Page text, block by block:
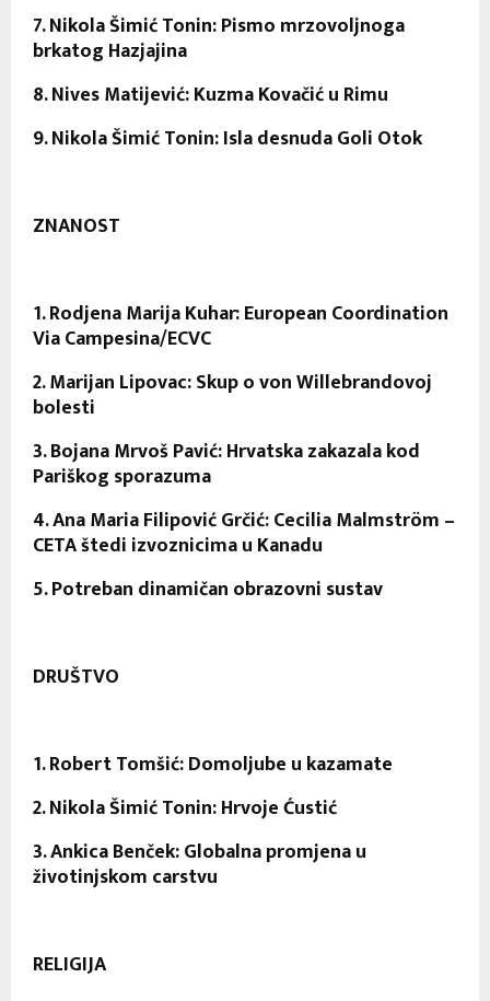
7. Nikola Šimić Tonin: Pismo mrzovoljnoga
brkatog Hazjajina
8. Nives Matijević: Kuzma Kovačić u Rimu
9. Nikola Šimić Tonin: Isla desnuda Goli Otok
ZNANOST
1. Rodjena Marija Kuhar: European Coordination
Via Campesina/ECVC
2. Marijan Lipovac: Skup o von Willebrandovoj
bolesti
3. Bojana Mrvoš Pavić: Hrvatska zakazala kod
Pariškog sporazuma
4. Ana Maria Filipović Grčić: Cecilia Malmström –
CETA štedi izvoznicima u Kanadu
5. Potreban dinamičan obrazovni sustav
DRUŠTVO
1. Robert Tomšić: Domoljube u kazamate
2. Nikola Šimić Tonin: Hrvoje Ćustić
3. Ankica Benček: Globalna promjena u
životinjskom carstvu
RELIGIJA